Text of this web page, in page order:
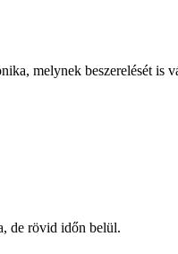
melynek beszerelését is
de rövid időn belül.